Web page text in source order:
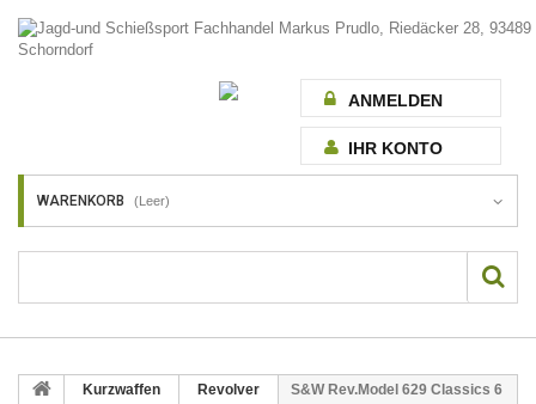
ANMELDEN
IHR KONTO
WARENKORB (Leer)
Kurzwaffen Revolver
S&W Rev.Model 629 Classics 6